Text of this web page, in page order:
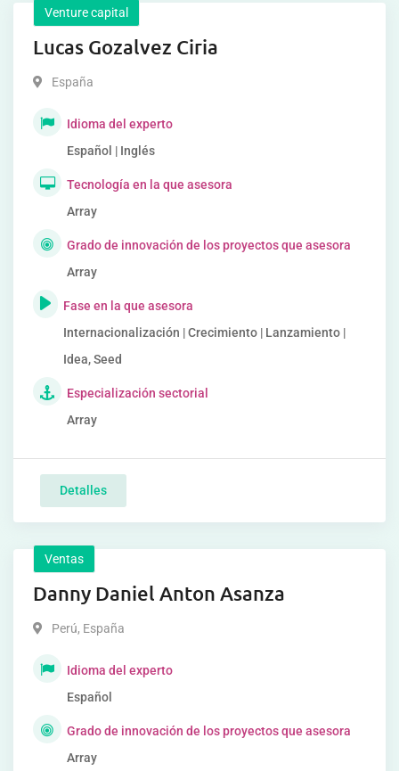
Venture capital
Lucas Gozalvez Ciria
España
Idioma del experto
Español | Inglés
Tecnología en la que asesora
Array
Grado de innovación de los proyectos que asesora
Array
Fase en la que asesora
Internacionalización | Crecimiento | Lanzamiento |
Idea, Seed
Especialización sectorial
Array
Detalles
Ventas
Danny Daniel Anton Asanza
Perú, España
Idioma del experto
Español
Grado de innovación de los proyectos que asesora
Array